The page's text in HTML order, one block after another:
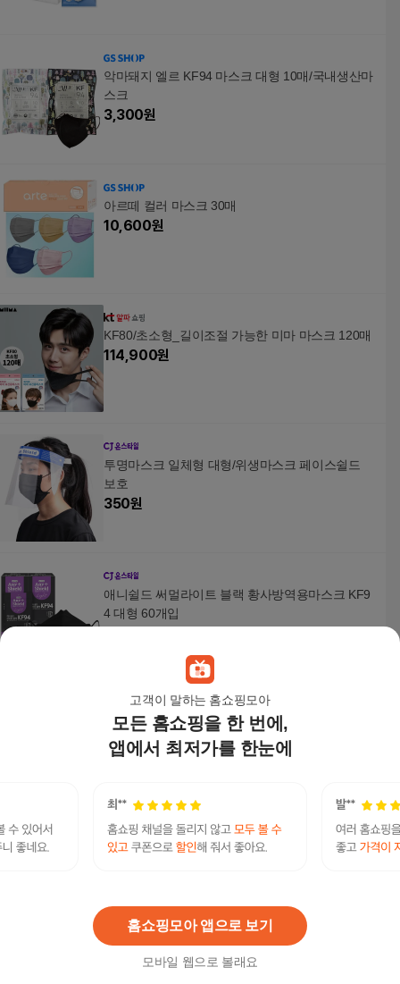
고객이 말하는 홈쇼핑모아
모든 홈쇼핑을 한 번에,
앱에서 최저가를 한눈에
홈쇼핑모아 앱으로 보기
모바일 웹으로 볼래요
악마돼지 엘르 KF94 마스크 대형 10매/국내생산마
스크
3,300원
아르떼 컬러 마스크 30매
10,600원
KF80/초소형_길이조절 가능한 미마 마스크 120매
114,900원
투명마스크 일체형 대형/위생마스크 페이스쉴드
보호
350원
애니쉴드 써멀라이트 블랙 황사방역용마스크 KF9
4 대형 60개입
[3개입]마스크 캐디 숨쉬기편한 지지대 안경김서림
방지 프레임 입마개 뽕 홀더 페이스 가드 소형
10,900원
항균소재 퓨어 마스크 케이스 민트/핑크